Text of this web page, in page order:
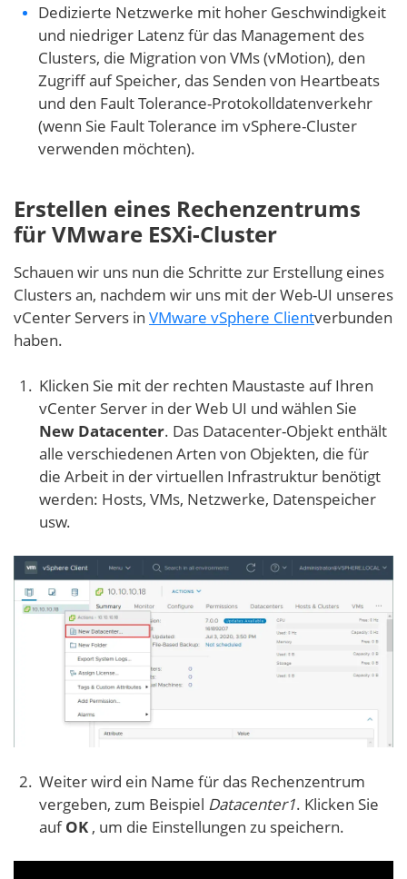
Dedizierte Netzwerke mit hoher Geschwindigkeit
und niedriger Latenz für das Management des
Clusters, die Migration von VMs (vMotion), den
Zugriff auf Speicher, das Senden von Heartbeats
und den Fault Tolerance-Protokolldatenverkehr
(wenn Sie Fault Tolerance im vSphere-Cluster
verwenden möchten).
Erstellen eines Rechenzentrums
für VMware ESXi-Cluster
Schauen wir uns nun die Schritte zur Erstellung eines
Clusters an, nachdem wir uns mit der Web-UI unseres
vCenter Servers in VMware vSphere Clientverbunden
haben.
Klicken Sie mit der rechten Maustaste auf Ihren
vCenter Server in der Web UI und wählen Sie
New Datacenter. Das Datacenter-Objekt enthält
alle verschiedenen Arten von Objekten, die für
die Arbeit in der virtuellen Infrastruktur benötigt
werden: Hosts, VMs, Netzwerke, Datenspeicher
usw.
Weiter wird ein Name für das Rechenzentrum
vergeben, zum Beispiel Datacenter1. Klicken Sie
aufOK , um die Einstellungen zu speichern.